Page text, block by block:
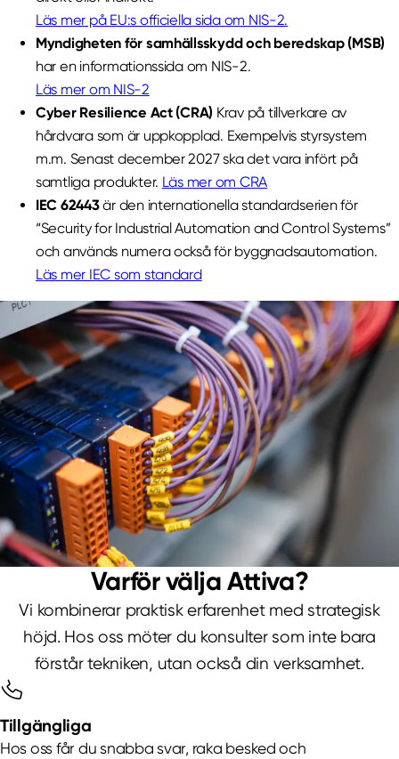
Läs mer på EU:s officiella sida om NIS-2.
Myndigheten för samhällsskydd och beredskap (MSB)
har en informationssida om NIS-2.
Läs mer om NIS-2
Cyber Resilience Act (CRA) Krav på tillverkare av
hårdvara som är uppkopplad. Exempelvis styrsystem
m.m. Senast december 2027 ska det vara infört på
samtliga produkter. Läs mer om CRA
IEC 62443är den internationella standardserien för
“Security for Industrial Automation and Control Systems”
och används numera också för byggnadsautomation.
Läs mer IEC som standard
Varför välja Attiva?
Vi kombinerar praktisk erfarenhet med strategisk
höjd. Hos oss möter du konsulter som inte bara
förstår tekniken, utan också din verksamhet.
Tillgängliga
Hos oss får du snabba svar, raka besked och